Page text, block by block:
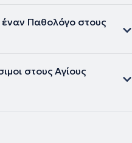
Παθολόγο στους
στους Αγίους